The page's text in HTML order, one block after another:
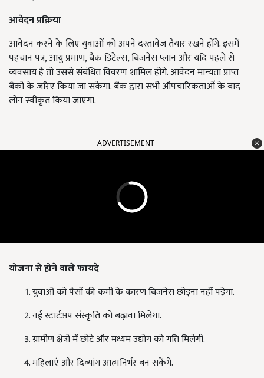
आवेदन प्रक्रिया
आवेदन करने के लिए युवाओं को अपने दस्तावेज तैयार रखने होंगे. इसमें
पहचान पत्र, आयु प्रमाण, बैंक डिटेल्स, बिजनेस प्लान और यदि पहले से
व्यवसाय है तो उससे संबंधित विवरण शामिल होंगे. आवेदन मान्यता प्राप्त
बैंकों के जरिए किया जा सकेगा. बैंक द्वारा सभी औपचारिकताओं के बाद
लोन स्वीकृत किया जाएगा.
ADVERTISEMENT
योजना से होने वाले फायदे
युवाओं को पैसों की कमी के कारण बिजनेस छोड़ना नहीं पड़ेगा.
नई स्टार्टअप संस्कृति को बढ़ावा मिलेगा.
ग्रामीण क्षेत्रों में छोटे और मध्यम उद्योग को गति मिलेगी.
महिलाएं और दिव्यांग आत्मनिर्भर बन सकेंगे.